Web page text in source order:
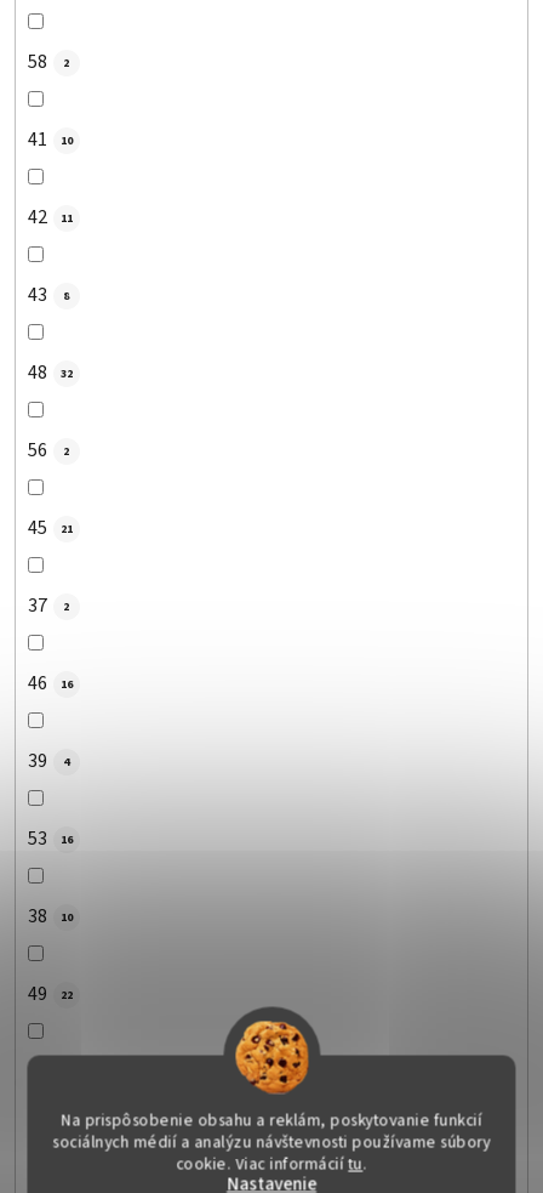
Na prispôsobenie obsahu a reklám, poskytovanie funkcií
sociálnych médií a analýzu návštevnosti používame súbory
cookie. Viac informáciítu.
Nastavenie
58 2
41 10
42 11
43 8
48 32
56 2
45 21
37 2
46 16
39 4
53 16
38 10
49 22
36
3